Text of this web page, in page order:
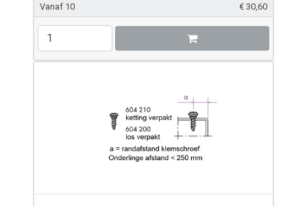
Vanaf 10
€ 30,60